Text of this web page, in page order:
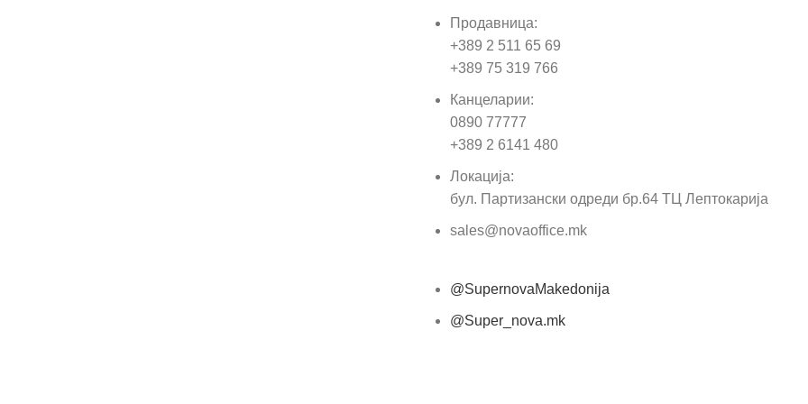
Продавница:
+389 2 511 65 69
+389 75 319 766
Канцеларии:
0890 77777
+389 2 6141 480
Локација:
бул. Партизански одреди бр.64 ТЦ Лептокарија
sales@novaoffice.mk
@SupernovaMakedonija
@Super_nova.mk